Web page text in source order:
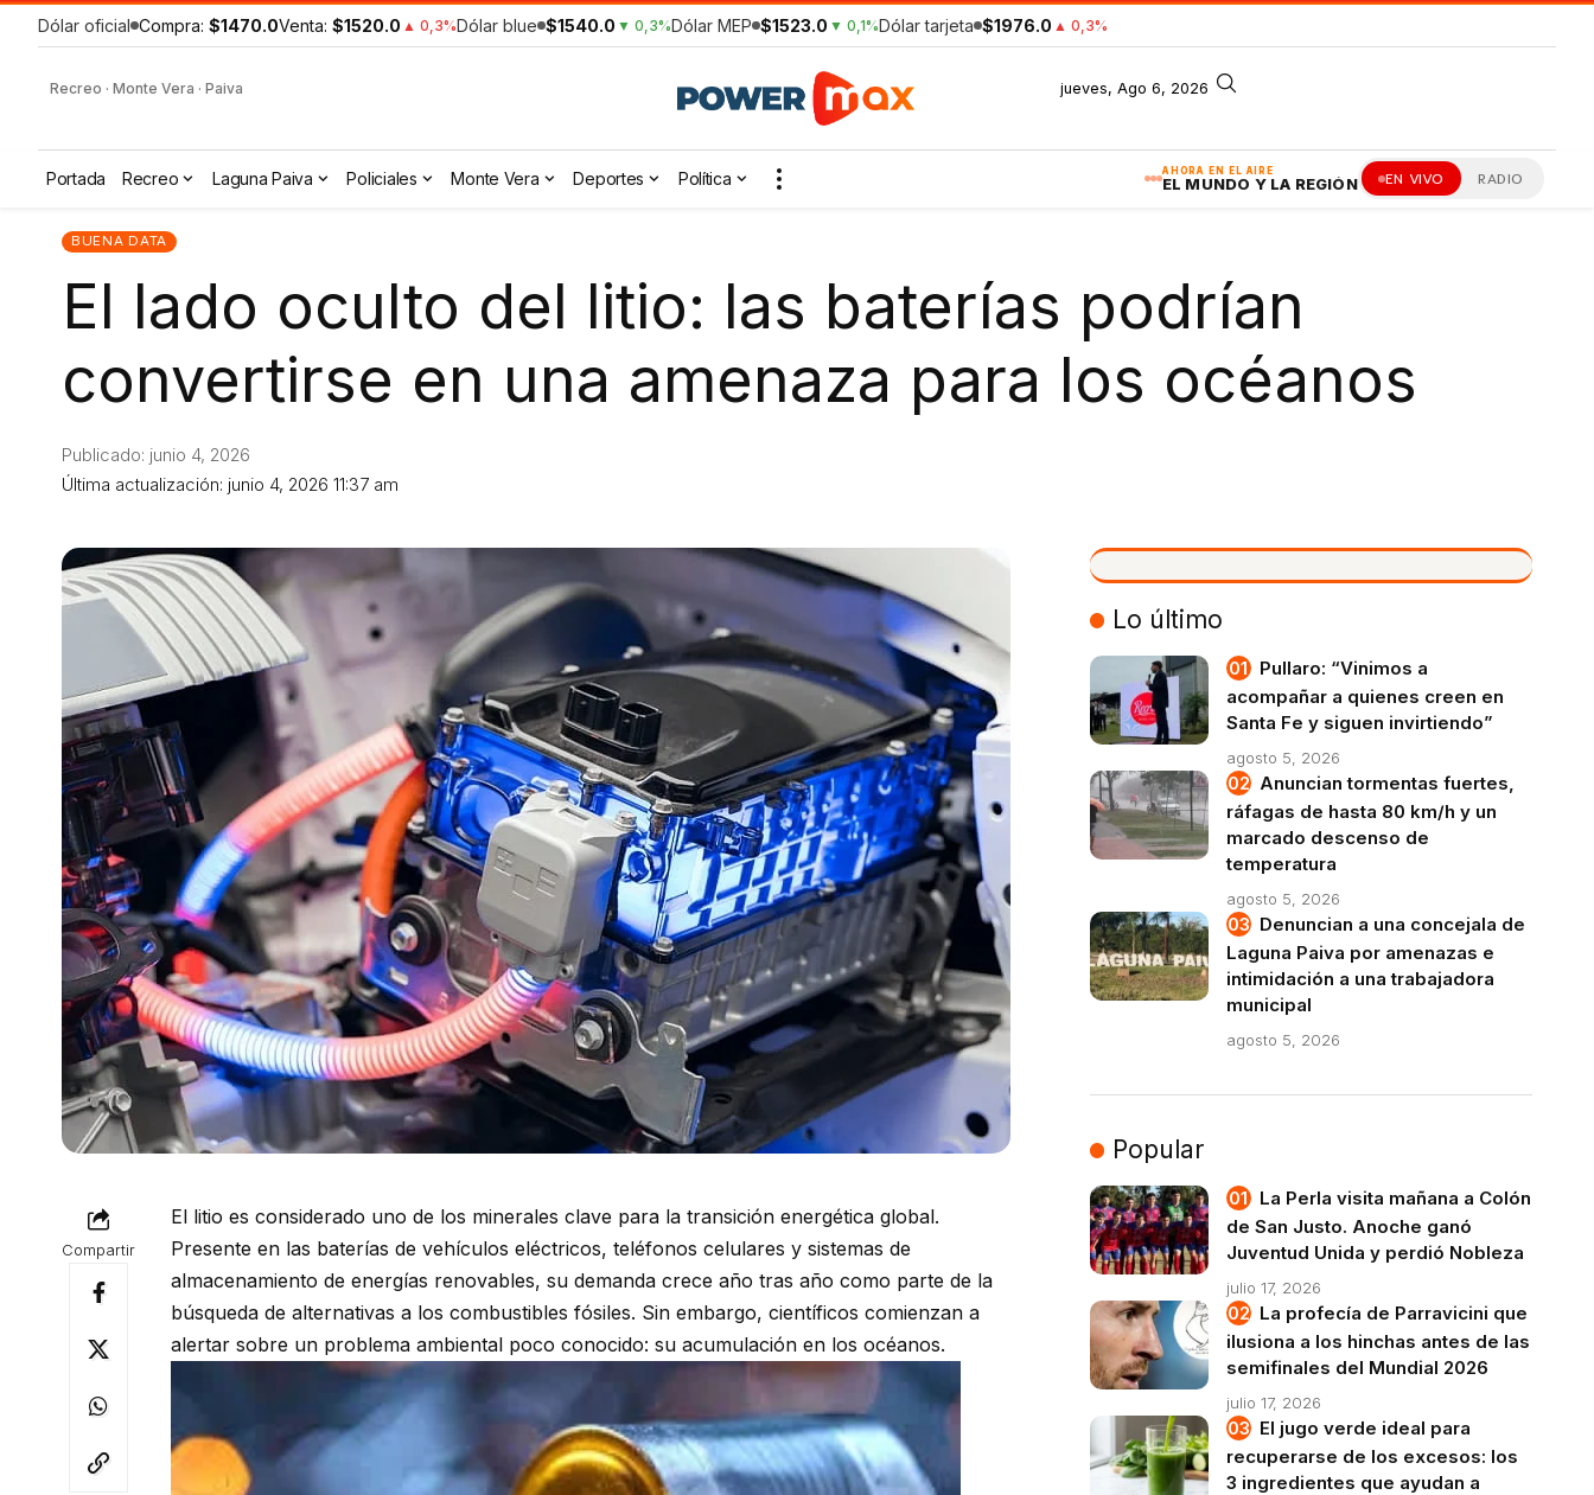
Dólar oficial Compra: $1470.0Venta: $1520.0 ▲ 0,3%Dólar blue $1540.0 ▼ 0,3%Dólar MEP $1523.0 ▼ 0,1%Dólar tarjeta $1976.0 ▲ 0,3%
Recreo · Monte Vera · Paiva jueves, Ago 6, 2026
AHORA EN EL AIRE
EL MUNDO Y LA REGIÓN EN VIVO RADIO
Portada Recreo Laguna Paiva Policiales Monte Vera Deportes Política
BUENA DATA
El lado oculto del litio: las baterías podrían
convertirse en una amenaza para los océanos
Última actualización: junio 4, 2026 11:37 am
Publicado: junio 4, 2026
Compartir
El litio es considerado uno de los minerales clave para la transición energética global.
Presente en las baterías de vehículos eléctricos, teléfonos celulares y sistemas de
almacenamiento de energías renovables, su demanda crece año tras año como parte de la
búsqueda de alternativas a los combustibles fósiles. Sin embargo, científicos comienzan a
alertar sobre un problema ambiental poco conocido: su acumulación en los océanos.
VIVO
Lo último
Pullaro: “Vinimos a
acompañar a quienes creen en
Santa Fe y siguen invirtiendo”
agosto 5, 2026
Anuncian tormentas fuertes,
ráfagas de hasta 80 km/h y un
marcado descenso de
temperatura
agosto 5, 2026
Denuncian a una concejala de
Laguna Paiva por amenazas e
intimidación a una trabajadora
municipal
agosto 5, 2026
Popular
La Perla visita mañana a Colón
de San Justo. Anoche ganó
Juventud Unida y perdió Nobleza
julio 17, 2026
La profecía de Parravicini que
ilusiona a los hinchas antes de las
semifinales del Mundial 2026
julio 17, 2026
El jugo verde ideal para
recuperarse de los excesos: los
3 ingredientes que ayudan a